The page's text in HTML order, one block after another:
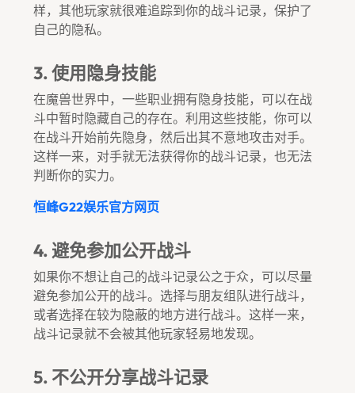
样，其他玩家就很难追踪到你的战斗记录，保护了
自己的隐私。
3. 使用隐身技能
在魔兽世界中，一些职业拥有隐身技能，可以在战
斗中暂时隐藏自己的存在。利用这些技能，你可以
在战斗开始前先隐身，然后出其不意地攻击对手。
这样一来，对手就无法获得你的战斗记录，也无法
判断你的实力。
恒峰g22娱乐官方网页
4. 避免参加公开战斗
如果你不想让自己的战斗记录公之于众，可以尽量
避免参加公开的战斗。选择与朋友组队进行战斗，
或者选择在较为隐蔽的地方进行战斗。这样一来，
战斗记录就不会被其他玩家轻易地发现。
5. 不公开分享战斗记录